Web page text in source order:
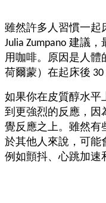
雖然許多人習慣一起
Julia Zumpano 建議
用咖啡。原因是人體
荷爾蒙）在起床後 30
如果你在皮質醇水平
到更強烈的反應，因
覺反應之上。雖然有
於其他人來說，可能
例如顫抖、心跳加速